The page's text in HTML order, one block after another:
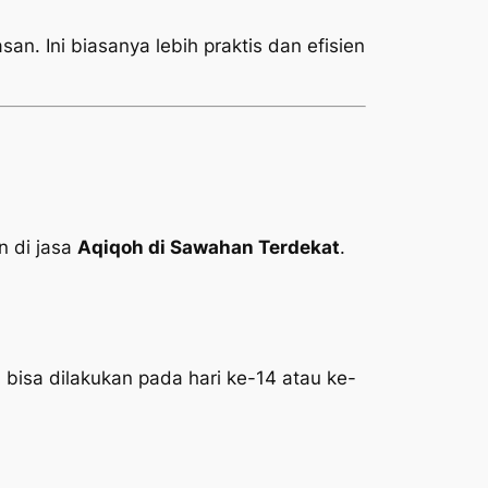
Ini biasanya lebih praktis dan efisien
di jasa Aqiqoh di Sawahan Terdekat.
dilakukan pada hari ke-14 atau ke-